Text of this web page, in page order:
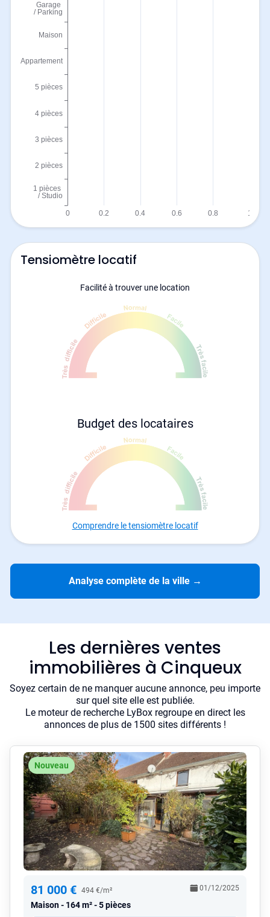
Tensiomètre locatif
Facilité à trouver une location
Budget des locataires
Comprendre le tensiomètre locatif
Analyse complète de la ville →
Les dernières ventes
immobilières à Cinqueux
Soyez certain de ne manquer aucune annonce, peu importe
sur quel site elle est publiée.
Le moteur de recherche LyBox regroupe en direct les
annonces de plus de 1500 sites différents !
Nouveau
81 000 € 494 €/m²
Maison 164 m² - 5 pièces
01/12/2025